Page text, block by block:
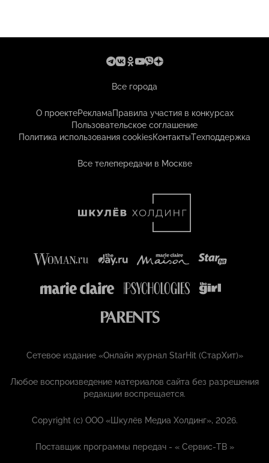
Все города
О проектеРекламаПравила участия в конкурсах
Пользовательское соглашение
Политика использования cookiesКонтактыТехподдержка
Все телепередачи в Москве
Сетевое издание «Онлайн журнал StarHit (СтарХит)»
Любое воспроизведение материалов сайта без разрешения
редакции воспрещается.
Copyright (с) ООО «Шкулёв Медиа Холдинг», 2026.
Поставщик программы передач - «Сервис-ТВ »